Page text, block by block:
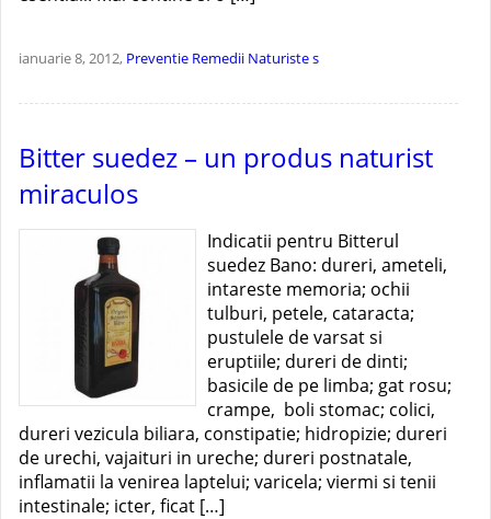
ianuarie 8, 2012, Preventie Remedii Naturistes
Bitter suedez – un produs naturist
miraculos
Indicatii pentru Bitterul
suedez Bano: dureri, ameteli,
intareste memoria; ochii
tulburi, petele, cataracta;
pustulele de varsat si
eruptiile; dureri de dinti;
basicile de pe limba; gat rosu;
crampe, boli stomac; colici,
dureri vezicula biliara, constipatie; hidropizie; dureri
de urechi, vajaituri in ureche; dureri postnatale,
inflamatii la venirea laptelui; varicela; viermi si tenii
intestinale; icter, ficat […]